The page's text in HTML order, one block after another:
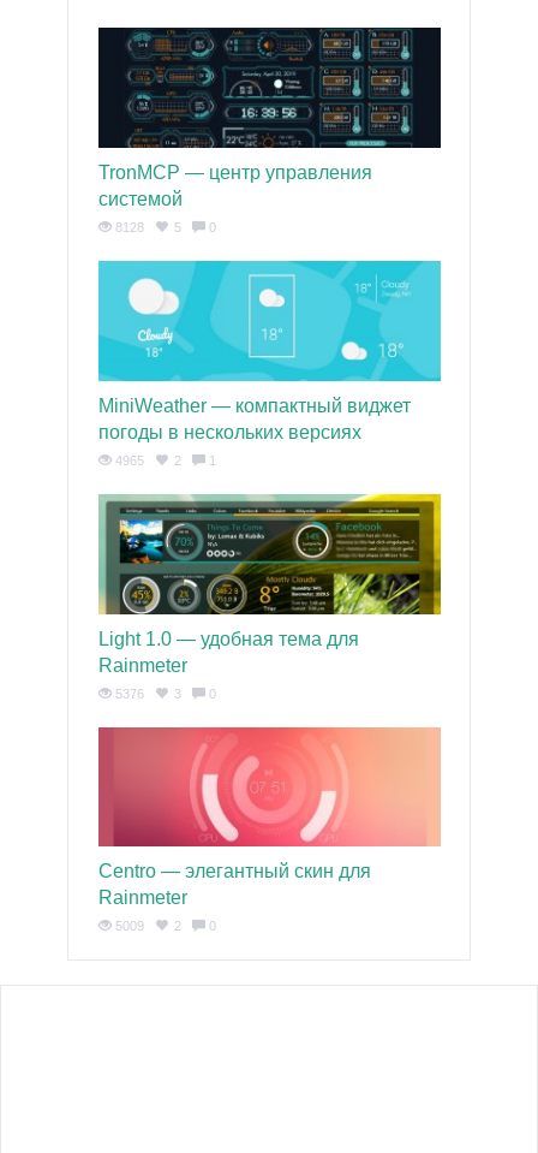
TronMCP — центр управления
системой
8128 5 0
MiniWeather — компактный виджет
погоды в нескольких версиях
4965 2 1
Light 1.0 — удобная тема для
Rainmeter
5376 3 0
Centro — элегантный скин для
Rainmeter
5009 2 0